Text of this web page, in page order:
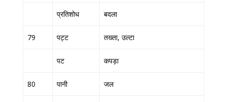
प्रतिशोध बदला
79 पट्ट तख्ता, उल्टा
पट कपड़ा
80 पानी जल